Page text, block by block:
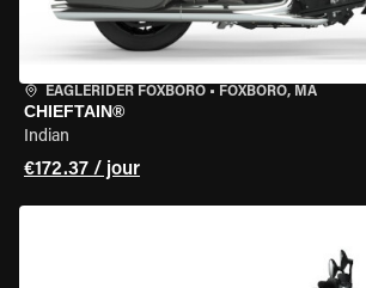
EAGLERIDER FOXBORO • FOXBORO, MA
CHIEFTAIN®
Indian
€172.37 / jour